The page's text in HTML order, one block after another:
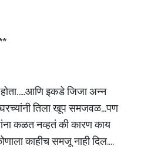
इकडे जिजा अन्न
तिला खूप समजवळ...पण
कळत नव्हतं की कारण काय
काहीच समजू नाही दिल....